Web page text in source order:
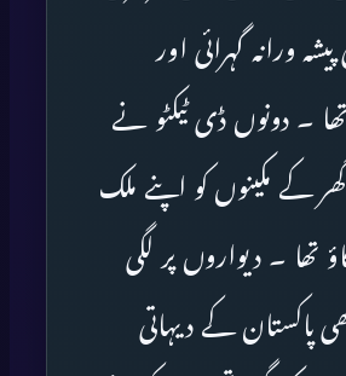
ورانہ گہرائی اور
۔ دونوں ڈی ٹیکٹو نے
کے مکینوں کو اپنے ملک
تھا ۔ دیواروں پر لگی
بھی پاکستان کے دیہاتی